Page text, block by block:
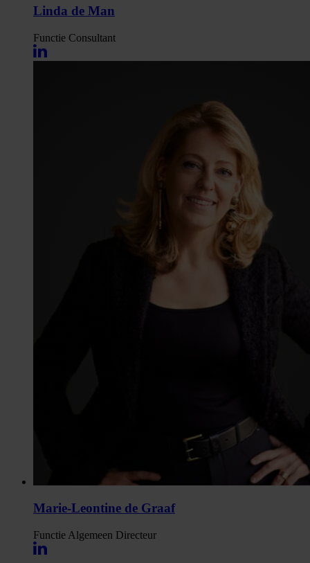
Linda de Man
Functie Consultant
Marie-Leontine de Graaf
Functie Algemeen Directeur